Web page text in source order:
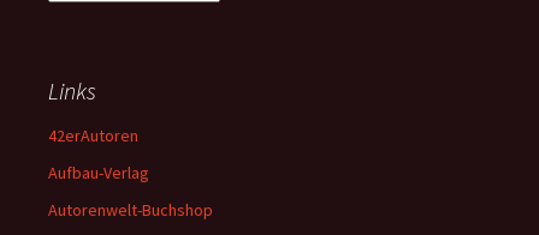
Links
42erAutoren
Aufbau-Verlag
Autorenwelt-Buchshop